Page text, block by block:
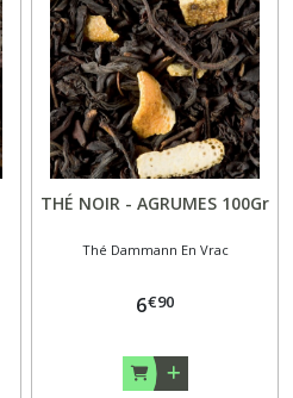
THÉ NOIR - AGRUMES 100Gr
Thé Dammann En Vrac
6€90